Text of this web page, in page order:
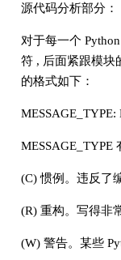
源代码分析部分：
对于每一个
符 , 后面紧跟模块
的格式如下：
MESSAGE_TYPE
(C) 惯例。违反了
(R) 重构。写得非
(W) 警告。某些